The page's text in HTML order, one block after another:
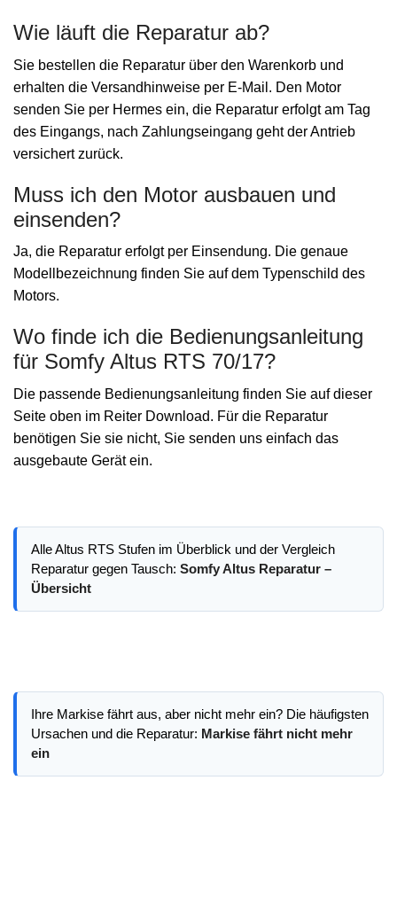
Wie läuft die Reparatur ab?
Sie bestellen die Reparatur über den Warenkorb und
erhalten die Versandhinweise per E-Mail. Den Motor
senden Sie per Hermes ein, die Reparatur erfolgt am Tag
des Eingangs, nach Zahlungseingang geht der Antrieb
versichert zurück.
Muss ich den Motor ausbauen und
einsenden?
Ja, die Reparatur erfolgt per Einsendung. Die genaue
Modellbezeichnung finden Sie auf dem Typenschild des
Motors.
Wo finde ich die Bedienungsanleitung
für Somfy Altus RTS 70/17?
Die passende Bedienungsanleitung finden Sie auf dieser
Seite oben im Reiter Download. Für die Reparatur
benötigen Sie sie nicht, Sie senden uns einfach das
ausgebaute Gerät ein.
Alle Altus RTS Stufen im Überblick und der Vergleich
Reparatur gegen Tausch: Somfy Altus Reparatur –
Übersicht
Ihre Markise fährt aus, aber nicht mehr ein? Die häufigsten
Ursachen und die Reparatur: Markise fährt nicht mehr
ein